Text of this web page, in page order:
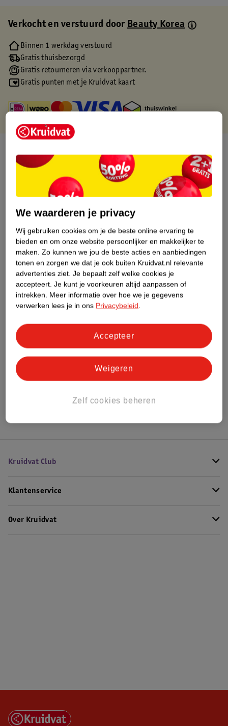
Verkocht en verstuurd doorBeauty Korea
Binnen 1 werkdag verstuurd
Gratis thuisbezorgd
Gratis retourneren via verkooppartner.
Gratis punten met je Kruidvat kaart
Nature Impact Score
Dit product heeft (nog) geen Nature
Impact Score.
Meer informatie
Bestel & Bezorginformatie
Bekijk ook
Meer Alle Korean Skincare
Hoe controleren wij de reviews?
Kruidvat Club
Klantenservice
Over Kruidvat
We waarderen je privacy
Wij gebruiken cookies om je de beste online ervaring te
bieden en om onze website persoonlijker en makkelijker te
maken. Zo kunnen we jou de beste acties en aanbiedingen
tonen en zorgen we dat je ook buiten Kruidvat.nl relevante
advertenties ziet. Je bepaalt zelf welke cookies je
accepteert. Je kunt je voorkeuren altijd aanpassen of
intrekken. Meer informatie over hoe we je gegevens
verwerken lees je in ons Privacybeleid.
Zelf cookies beheren
Weigeren
Accepteer